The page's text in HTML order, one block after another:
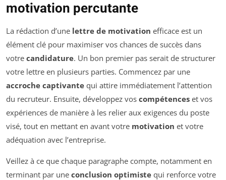
motivation percutante
La rédaction d’une lettre de motivation efficace est un
élément clé pour maximiser vos chances de succès dans
votre candidature. Un bon premier pas serait de structurer
votre lettre en plusieurs parties. Commencez par une
accroche captivante qui attire immédiatement l’attention
du recruteur. Ensuite, développez vos compétences et vos
expériences de manière à les relier aux exigences du poste
visé, tout en mettant en avant votre motivation et votre
adéquation avec l’entreprise.
Veillez à ce que chaque paragraphe compte, notamment en
terminant par une conclusion optimiste qui renforce votre